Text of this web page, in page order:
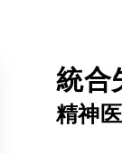
統合
精神